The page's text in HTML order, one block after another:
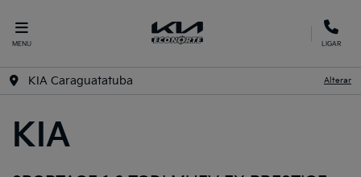
MENU LIGAR
KIA Caraguatatuba Alterar
KIA